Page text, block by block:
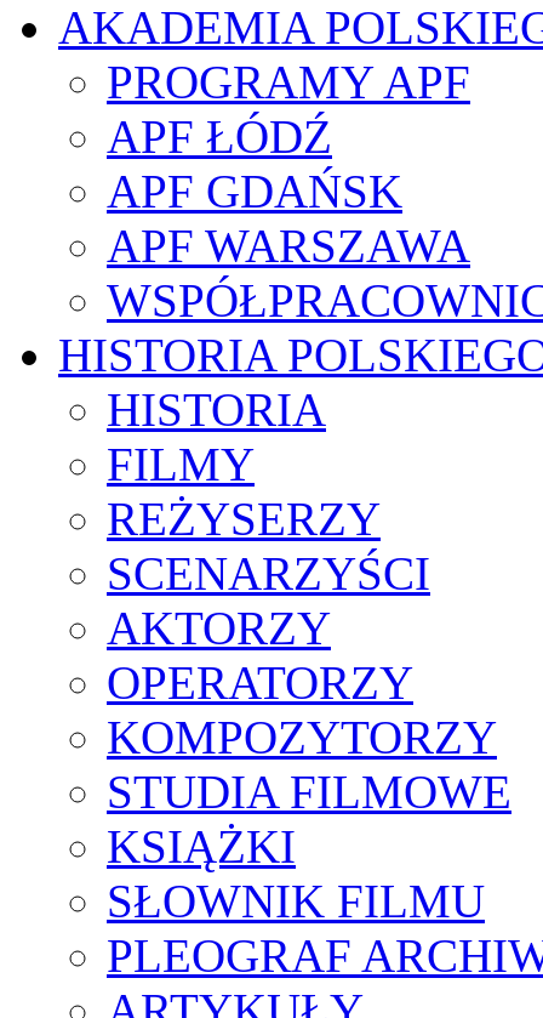
AKADEMIA
PROGRAMY APF
APF ŁÓDŹ
APF GDAŃSK
APF WARSZAWA
HISTORIA
HISTORIA
FILMY
REŻYSERZY
SCENARZYŚCI
AKTORZY
OPERATORZY
KOMPOZYTORZY
STUDIA FILMOWE
KSIĄŻKI
SŁOWNIK FILMU
PLEOGRAF